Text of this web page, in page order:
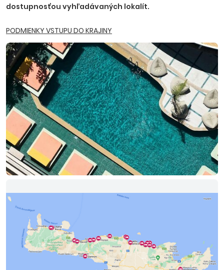
dostupnosťou vyhľadávaných lokalít.
PODMIENKY VSTUPU DO KRAJINY